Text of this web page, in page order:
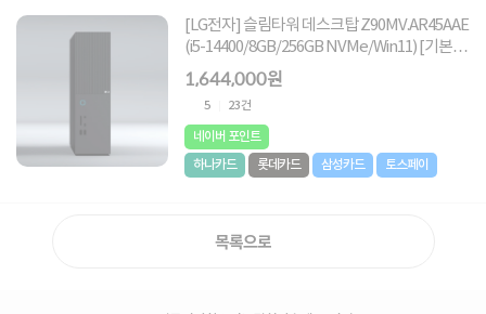
[LG전자] 슬림타워 데스크탑 Z90MV.AR45AAE
(i5-14400/8GB/256GB NVMe/Win11) [기본제
품]
1,644,000원
5 23건
네이버 포인트
하나카드
롯데카드 삼성카드 토스페이
목록으로